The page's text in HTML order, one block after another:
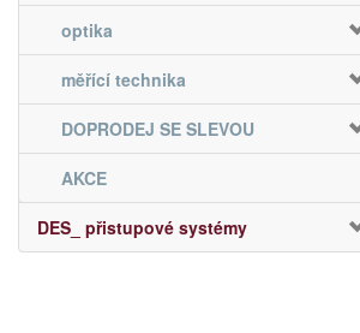
optika
měřící technika
DOPRODEJ SE SLEVOU
AKCE
DES_ přistupové systémy